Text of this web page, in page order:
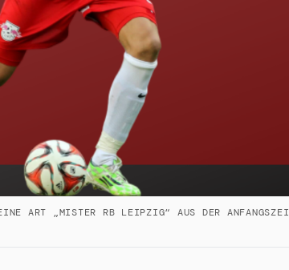
ART „MISTER RB LEIPZIG“ AUS DER